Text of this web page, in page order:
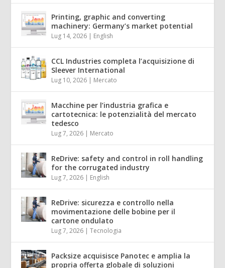
Printing, graphic and converting
machinery: Germany’s market potential
Lug 14, 2026 | English
CCL Industries completa l’acquisizione di
Sleever International
Lug 10, 2026 | Mercato
Macchine per l’industria grafica e
cartotecnica: le potenzialità del mercato
tedesco
Lug 7, 2026 | Mercato
ReDrive: safety and control in roll handling
for the corrugated industry
Lug 7, 2026 | English
ReDrive: sicurezza e controllo nella
movimentazione delle bobine per il
cartone ondulato
Lug 7, 2026 |Tecnologia
Packsize acquisisce Panotec e amplia la
propria offerta globale di soluzioni